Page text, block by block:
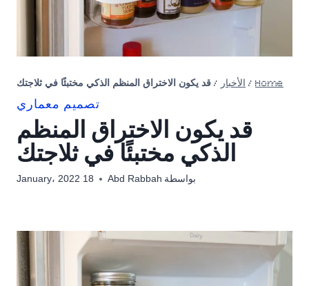
Home
/ الأخبار / قد يكون الاختراق المنظم الذكي مختبئًا في ثلاجتك
تصميم معماري
قد يكون الاختراق المنظم
الذكي مختبئًا في ثلاجتك
بواسطة Abd Rabbah 18 January، 2022